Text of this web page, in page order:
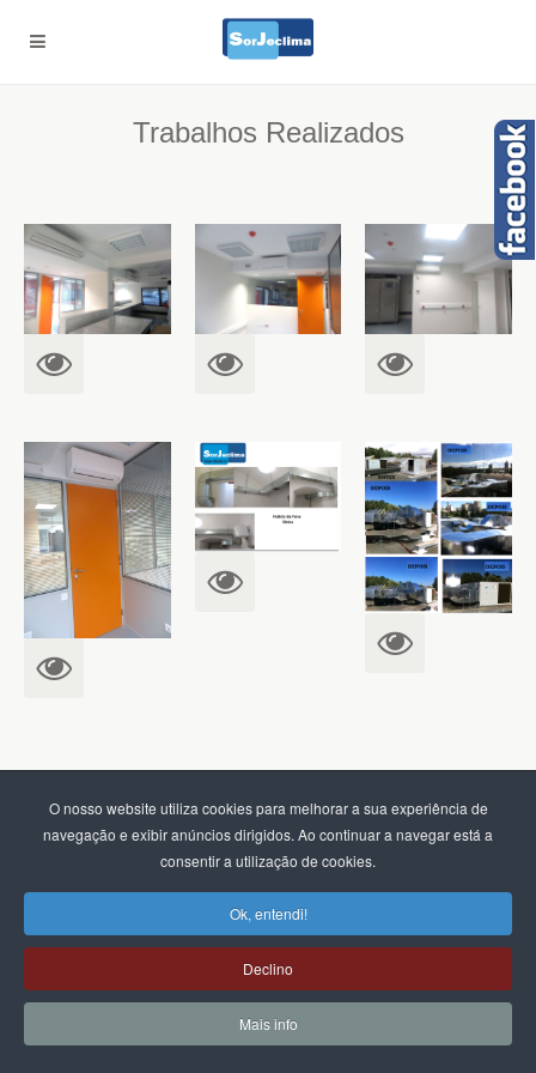
Trabalhos Realizados
Desenvolvido em HTML5, CSS3, PHP, AJAX e JavaScript - Copyright
Tecweb21 - Web Engineering
O nosso website utiliza cookies para melhorar a sua experiência de
navegação e exibir anúncios dirigidos. Ao continuar a navegar está a
consentir a utilização de cookies.
Ok, entendi!
Declino
Mais info